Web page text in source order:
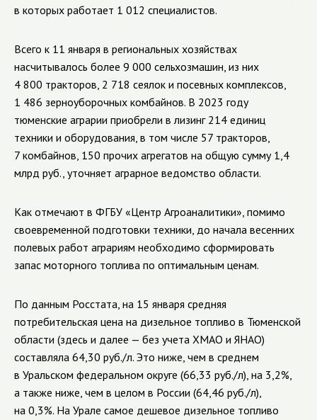
в которых работает 1 012 специалистов.
Всего к 11 января в региональных хозяйствах
насчитывалось более 9 000 сельхозмашин, из них
4 800 тракторов, 2 718 сеялок и посевных комплексов,
1 486 зерноуборочных комбайнов. В 2023 году
тюменские аграрии приобрели в лизинг 214 единиц
техники и оборудования, в том числе 57 тракторов,
7 комбайнов, 150 прочих агрегатов на общую сумму 1,4
млрд руб., уточняет аграрное ведомство области.
Как отмечают в ФГБУ «Центр Агроаналитики», помимо
своевременной подготовки техники, до начала весенних
полевых работ аграриям необходимо сформировать
запас моторного топлива по оптимальным ценам.
По данным Росстата, на 15 января средняя
потребительская цена на дизельное топливо в Тюменской
области (здесь и далее — без учета ХМАО и ЯНАО)
составляла 64,30 руб./л. Это ниже, чем в среднем
в Уральском федеральном округе (66,33 руб./л), на 3,2%,
а также ниже, чем в целом в России (64,46 руб./л),
на 0,3%. На Урале самое дешевое дизельное топливо